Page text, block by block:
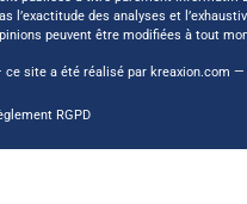
l’exactitude des analyses et
peuvent être modifiées à tout
ce site a été réalisé par kreaxion.com —
RGPD